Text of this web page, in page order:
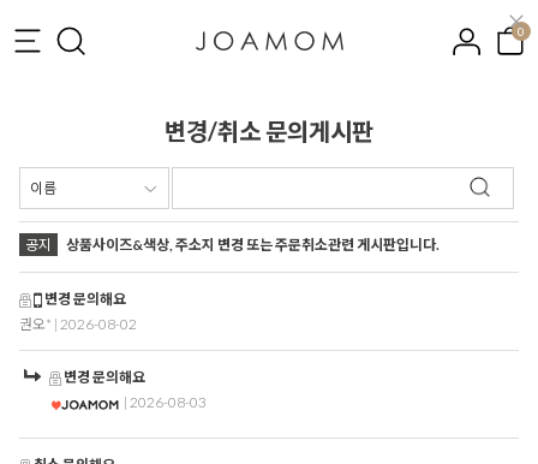
0
변경/취소 문의게시판
공지 상품사이즈&색상, 주소지 변경 또는 주문취소관련 게시판입니다.
변경 문의해요
권오* | 2026-08-02
변경 문의해요
| 2026-08-03